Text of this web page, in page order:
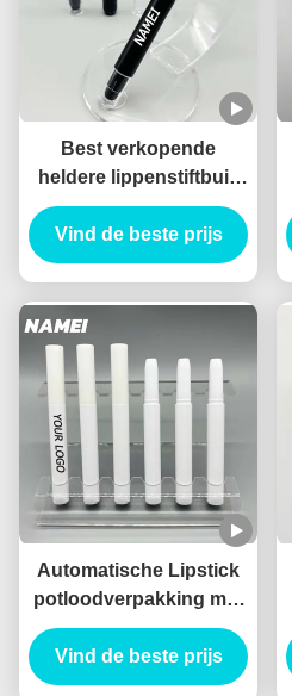
Best verkopende
heldere lippenstiftbuis
Zwarte kleurrijke
lippenstiftverpakking
met borstel
Vind de beste prijs
Automatische Lipstick
potloodverpakking met
potloodvorm en
vlekbestendige
technologie lege
Vind de beste prijs